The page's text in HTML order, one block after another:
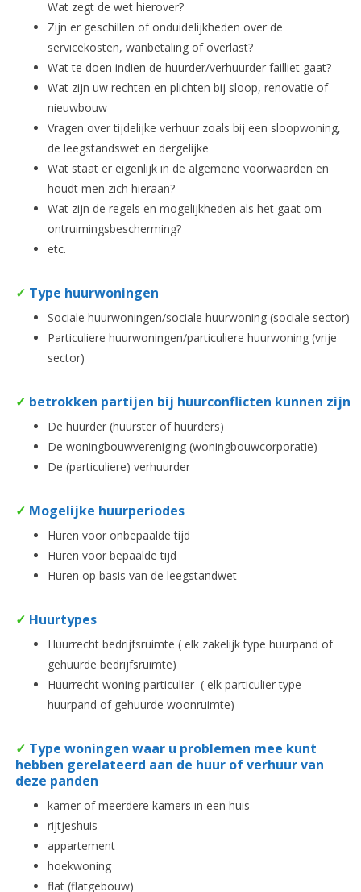
Wat zegt de wet hierover?
Zijn er geschillen of onduidelijkheden over de
servicekosten, wanbetaling of overlast?
Wat te doen indien de huurder/verhuurder failliet gaat?
Wat zijn uw rechten en plichten bij sloop, renovatie of
nieuwbouw
Vragen over tijdelijke verhuur zoals bij een sloopwoning,
de leegstandswet en dergelijke
Wat staat er eigenlijk in de algemene voorwaarden en
houdt men zich hieraan?
Wat zijn de regels en mogelijkheden als het gaat om
ontruimingsbescherming?
etc.
✓ Type huurwoningen
Sociale huurwoningen/sociale huurwoning (sociale sector)
Particuliere huurwoningen/particuliere huurwoning (vrije
sector)
✓ betrokken partijen bij huurconflicten kunnen zijn
De huurder (huurster of huurders)
De woningbouwvereniging (woningbouwcorporatie)
De (particuliere) verhuurder
✓ Mogelijke huurperiodes
Huren voor onbepaalde tijd
Huren voor bepaalde tijd
Huren op basis van de leegstandwet
✓ Huurtypes
Huurrecht bedrijfsruimte ( elk zakelijk type huurpand of
gehuurde bedrijfsruimte)
Huurrecht woning particulier ( elk particulier type
huurpand of gehuurde woonruimte)
✓ Type woningen waar u problemen mee kunt
hebben gerelateerd aan de huur of verhuur van
deze panden
kamer of meerdere kamers in een huis
rijtjeshuis
appartement
hoekwoning
flat (flatgebouw)